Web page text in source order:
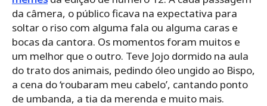
da câmera, o público ficava na expectativa para
soltar o riso com alguma fala ou alguma caras e
bocas da cantora. Os momentos foram muitos e
um melhor que o outro. Teve Jojo dormido na aula
do trato dos animais, pedindo óleo ungido ao Bispo,
a cena do ‘roubaram meu cabelo’, cantando ponto
de umbanda, a tia da merenda e muito mais.